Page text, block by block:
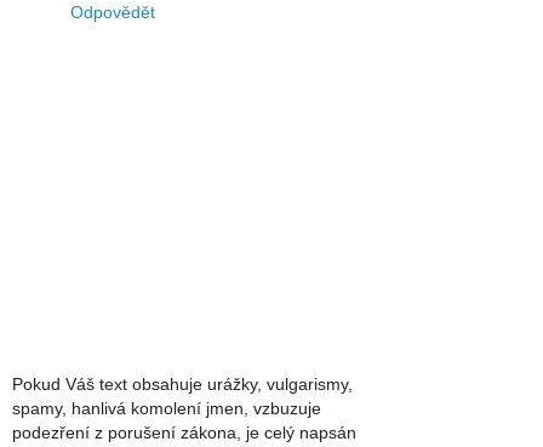
Odpovědět
Pokud Váš text obsahuje urážky, vulgarismy,
spamy, hanlivá komolení jmen, vzbuzuje
podezření z porušení zákona, je celý napsán